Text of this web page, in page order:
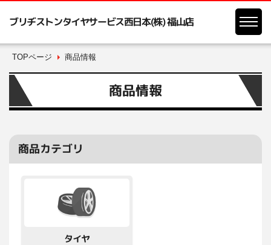
ブリヂストンタイヤサービス西日本(株) 福山店
TOPページ 商品情報
商品情報
商品カテゴリ
タイヤ